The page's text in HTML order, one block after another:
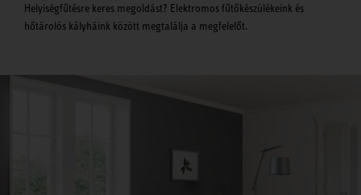
Helyiségfűtésre keres megoldást? Elektromos fűtőkészülékeink és
hőtárolós kályháink között megtalálja a megfelelőt.